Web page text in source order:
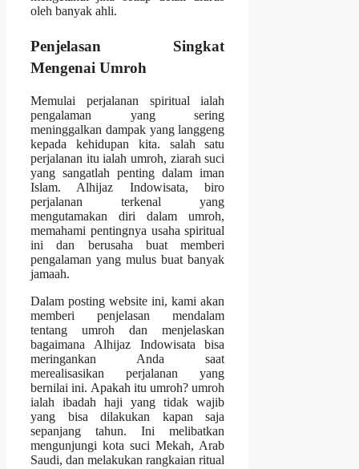
oleh banyak ahli.
Penjelasan Singkat
Mengenai Umroh
Memulai perjalanan spiritual ialah
pengalaman yang sering
meninggalkan dampak yang langgeng
kepada kehidupan kita. salah satu
perjalanan itu ialah umroh, ziarah suci
yang sangatlah penting dalam iman
Islam. Alhijaz Indowisata, biro
perjalanan terkenal yang
mengutamakan diri dalam umroh,
memahami pentingnya usaha spiritual
ini dan berusaha buat memberi
pengalaman yang mulus buat banyak
jamaah.
Dalam posting website ini, kami akan
memberi penjelasan mendalam
tentang umroh dan menjelaskan
bagaimana Alhijaz Indowisata bisa
meringankan Anda saat
merealisasikan perjalanan yang
bernilai ini. Apakah itu umroh? umroh
ialah ibadah haji yang tidak wajib
yang bisa dilakukan kapan saja
sepanjang tahun. Ini melibatkan
mengunjungi kota suci Mekah, Arab
Saudi, dan melakukan rangkaian ritual